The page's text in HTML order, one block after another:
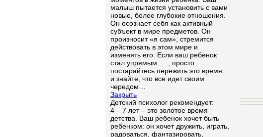
малыш пытается установить с вами
новые, более глубокие отношения.
Он осознает себя как активный
субъект в мире предметов. Он
произносит «я сам», стремится
действовать в этом мире и
изменять его. Если ваш ребенок
стал упрямым….., просто
постарайтесь пережить это время…
и знайте, что все идет своим
чередом…
Закрыть
Детский психолог рекомендует:
4 – 7 лет – это золотое время
детства. Ваш ребенок хочет быть
ребенком: он хочет дружить, играть,
радоваться, фантазировать,